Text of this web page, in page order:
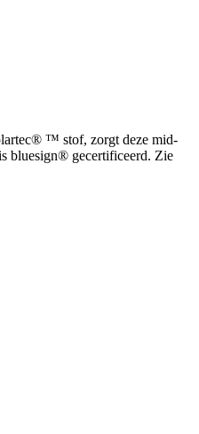
™ stof, zorgt deze mid-
bluesign® gecertificeerd. Zie